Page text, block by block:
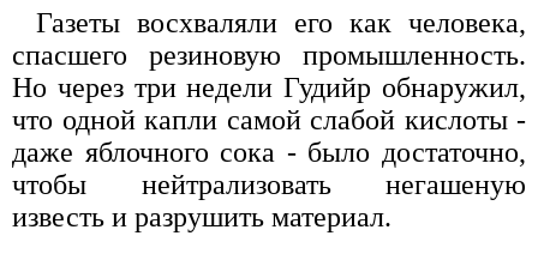
Газеты восхваляли его как человека,
спасшего резиновую промышленность.
Но через три недели Гудийр обнаружил,
что одной капли самой слабой кислоты -
даже яблочного сока - было достаточно,
чтобы нейтрализовать негашеную
известь и разрушить материал.